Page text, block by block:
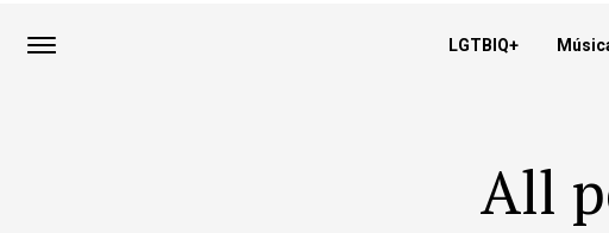
LGTBIQ+
All